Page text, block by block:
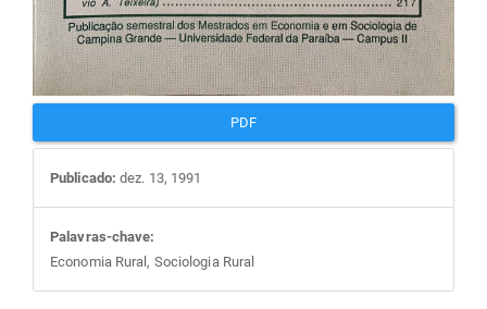
PDF
Publicado: dez. 13, 1991
Palavras-chave:
Economia Rural, Sociologia Rural